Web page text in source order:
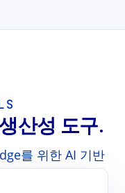
산성 도구.
를 위한 AI 기반
교, 지원 포함.